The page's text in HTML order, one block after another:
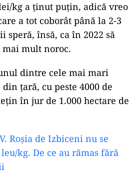
kg a ținut puțin, adică vreo
a tot coborât până la 2-3
speră, însă, ca în 2022 să
mai mult noroc.
dintre cele mai mari
țară, cu peste 4000 de
în jur de 1.000 hectare de
Roșia de Izbiceni nu se
kg. De ce au rămas fără